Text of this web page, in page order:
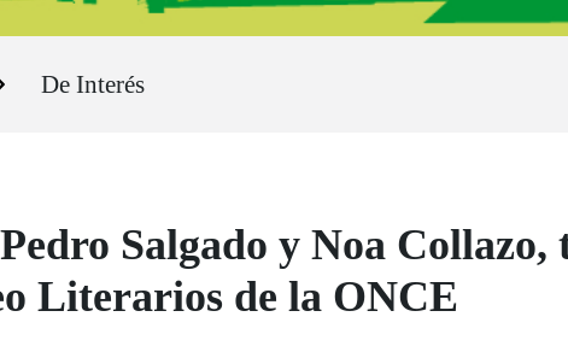
De Interés
Salgado y Noa
Literarios de la ONCE